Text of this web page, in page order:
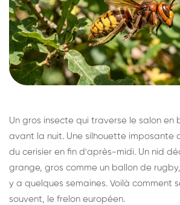
Un gros insecte qui traverse le salon en
avant la nuit. Une silhouette imposante
du cerisier en fin d'après-midi. Un nid
grange, gros comme un ballon de
y a quelques semaines. Voilà comment
souvent, le frelon européen.